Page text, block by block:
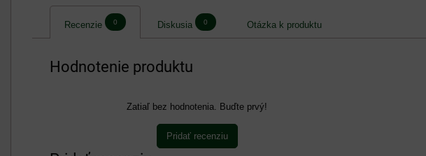
Recenzie 0 Diskusia 0 Otázka k produktu
Hodnotenie produktu
Zatiaľ bez hodnotenia. Buďte prvý!
Pridať recenziu